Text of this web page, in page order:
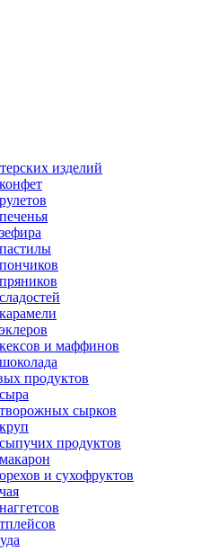
изделий
и маффинов
продуктов
сырков
продуктов
и сухофруктов